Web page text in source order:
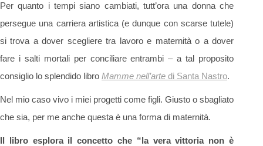
Per quanto i tempi siano cambiati, tutt’ora una donna che
persegue una carriera artistica (e dunque con scarse tutele)
si trova a dover scegliere tra lavoro e maternità o a dover
fare i salti mortali per conciliare entrambi – a tal proposito
consiglio lo splendido libro Mamme nell’arte di Santa Nastro.
Nel mio caso vivo i miei progetti come figli. Giusto o sbagliato
che sia, per me anche questa è una forma di maternità.
Il libro esplora il concetto che “la vera vittoria non è